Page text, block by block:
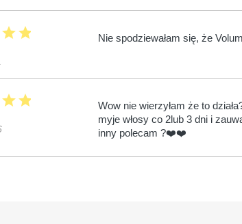
starstar Nie spodziewałam się, że
starstar
Wow nie wierzyłam że to
myje włosy co 2lub 3 dni i
inny polecam ?❤️❤️